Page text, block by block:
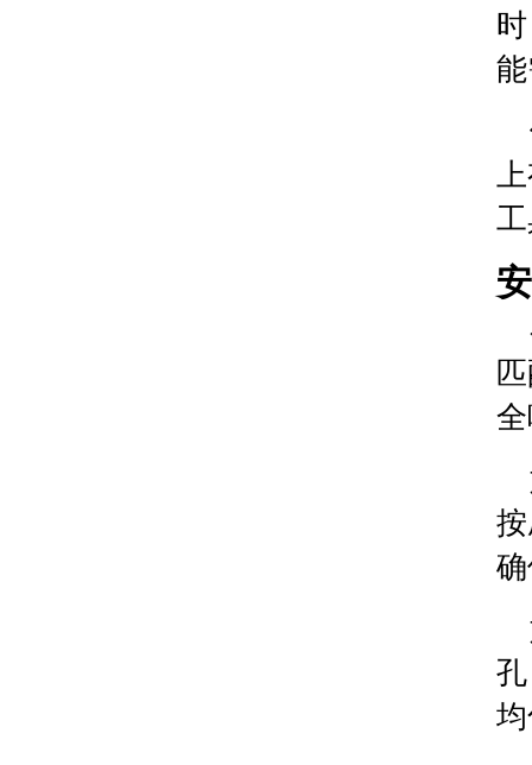
辽宁省辽阳市白塔区新运大街腕表时光售后服务中
辽宁省盘锦市兴隆台区石油大街腕表时光售后服务
辽宁省铁岭市银州区南马路腕表时光售后服务中心
辽宁省沈阳市沈河区中街路83号亨得利名表维修
北京市朝阳区建国门外大街甲6号华熙国际中心D
河北省保定市竞秀区朝阳北大街北国先天下腕表
内蒙古自治区包头市青山区幸福路甲3号王府井百
内蒙古自治区赤峰市红山区哈达街腕表时光售后
内蒙古自治区呼伦贝尔市海拉尔区中央街腕表时
内蒙古自治区通辽市科尔沁区明仁大街腕表时光
内蒙古自治区乌海市海勃湾区人民南路腕表时光
内蒙古自治区乌兰察布市集宁区恩和大街腕表时
内蒙古自治区兴安盟市乌兰浩特市兴安大街腕表
山西省大同市平城区迎宾街腕表时光售后服务中心
山西省晋城市城区黄华街腕表时光售后服务中心（